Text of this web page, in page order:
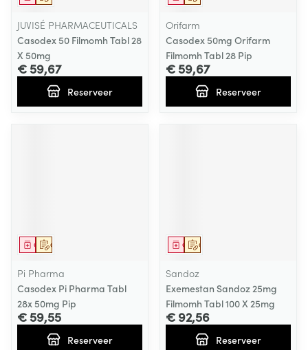
JUVISÉ PHARMACEUTICALS
Casodex 50 Filmomh Tabl 28
X 50mg
€ 59,67
Reserveer
Orifarm
Casodex 50mg Orifarm
Filmomh Tabl 28 Pip
€ 59,67
Reserveer
Op voorschrift
Geneesmiddel
Pi Pharma
Casodex Pi Pharma Tabl
28x 50mg Pip
€ 59,55
Reserveer
Op voorschrift
Geneesmiddel
Sandoz
Exemestan Sandoz 25mg
Filmomh Tabl 100 X 25mg
€ 92,56
Reserveer